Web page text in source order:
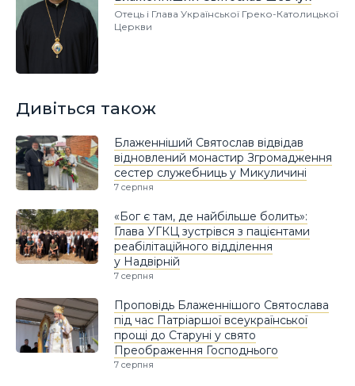
Отець і Глава Української Греко-Католицької
Церкви
Дивіться також
Блаженніший Святослав відвідав
відновлений монастир Згромадження
сестер служебниць у Микуличині
7 серпня
«Бог є там, де найбільше болить»:
Глава УГКЦ зустрівся з пацієнтами
реабілітаційного відділення
у Надвірній
7 серпня
Проповідь Блаженнішого Святослава
під час Патріаршої всеукраїнської
прощі до Старуні у свято
Преображення Господнього
7 серпня